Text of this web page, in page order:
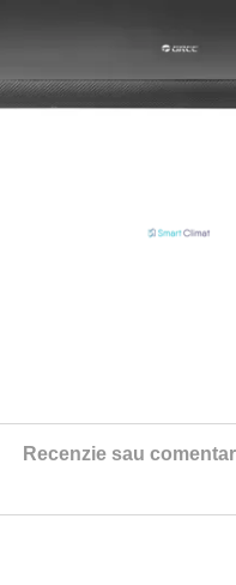
Recenzie sau